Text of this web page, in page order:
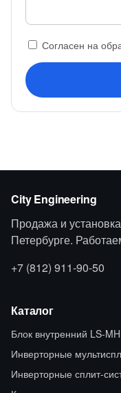
Согласен на
City Engineering
Продажа и
Петербурге.
+7 (812) 911-90-50
Каталог
Блок внутренний LS-
Инверторные
Инверторные сплит-